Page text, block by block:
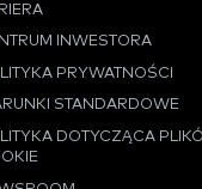
INWESTORA
PRYWATNOŚCI
STANDARDOWE
DOTYCZĄCA